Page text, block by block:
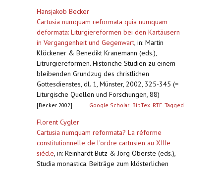
Hansjakob Becker
Cartusia numquam reformata quia numquam
deformata: Liturgiereformen bei den Kartäusern
in Vergangenheit und Gegenwart, in: Martin
Klöckener & Benedikt Kranemann (eds.),
Litrurgiereformen. Historiche Studien zu einem
bleibenden Grundzug des christlichen
Gottesdienstes, dl. 1, Münster, 2002, 325-345 (=
Liturgische Quellen und Forschungen, 88)
[Becker 2002] Google Scholar BibTex RTF Tagged
Florent Cygler
Cartusia numquam reformata? La réforme
constitutionnelle de l'ordre cartusien au XIIIe
siècle, in: Reinhardt Butz & Jörg Oberste (eds.),
Studia monastica. Beiträge zum klösterlichen